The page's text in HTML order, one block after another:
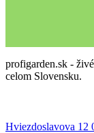
profigarden.sk -
celom Slovensku.
Hviezdoslavova 12